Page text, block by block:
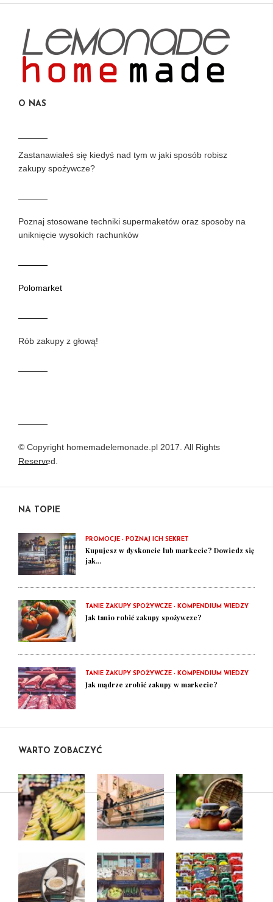
O NAS
Zastanawiałeś się kiedyś nad tym w jaki sposób robisz
zakupy spożywcze?
Poznaj stosowane techniki supermaketów oraz sposoby na
uniknięcie wysokich rachunków
Polomarket
Rób zakupy z głową!
© Copyright homemadelemonade.pl 2017. All Rights
Reserved.
NA TOPIE
PROMOCJE - POZNAJ ICH SEKRET
Kupujesz w dyskoncie lub markecie? Dowiedz się
jak...
TANIE ZAKUPY SPOŻYWCZE - KOMPENDIUM WIEDZY
Jak tanio robić zakupy spożywcze?
TANIE ZAKUPY SPOŻYWCZE - KOMPENDIUM WIEDZY
Jak mądrze zrobić zakupy w markecie?
WARTO ZOBACZYĆ